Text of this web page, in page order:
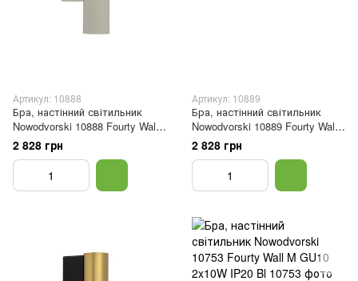
Артикул: 10888
Бра, настінний світильник
Nowodvorski 10888 Fourty Wall
S GU10 1x10W IP20 Silk Gray
2 828 грн
Артикул: 10889
Бра, настінний світильник
Nowodvorski 10889 Fourty Wall
S GU10 1x10W IP20 Umbra
Gray
2 828 грн